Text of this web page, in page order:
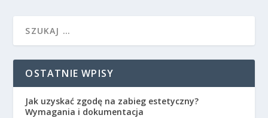
OSTATNIE WPISY
Jak uzyskać zgodę na zabieg estetyczny?
Wymagania i dokumentacja